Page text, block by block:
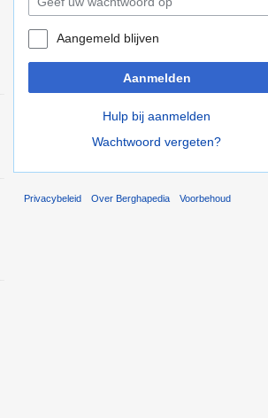
Aangemeld blijven
Aanmelden
Hulp bij aanmelden
Wachtwoord vergeten?
Privacybeleid Over Berghapedia Voorbehoud